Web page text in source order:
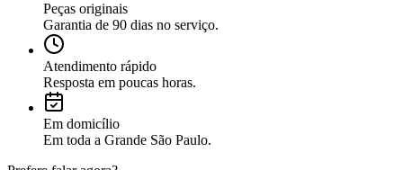
Peças originais
Garantia de 90 dias no serviço.
Atendimento rápido
Resposta em poucas horas.
Em domicílio
Em toda a Grande São Paulo.